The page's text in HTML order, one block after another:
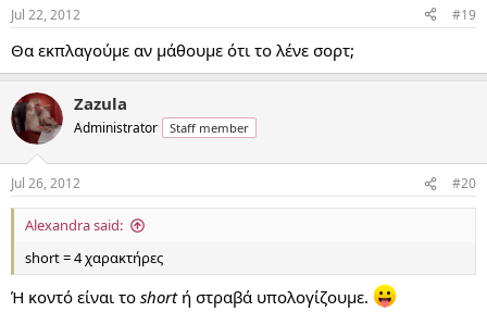
Jul 22, 2012 #19
Θα εκπλαγούμε αν μάθουμε ότι το λένε σορτ;
Zazula
Administrator Staff member
Jul 26, 2012 #20
Alexandra said:
short = 4 χαρακτήρες
Ή κοντό είναι το short ή στραβά υπολογίζουμε.